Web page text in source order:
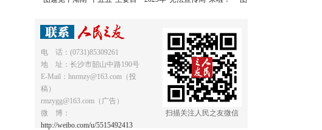
电 话：(0731)85309261
地 址：长沙市韶山中路190号
E-Mail：hnrmzy@163.com（投
稿）
rmzygg@163.com（广告）
微 博：
http://weibo.com/u/5515492413
扫描关注人民之友微信